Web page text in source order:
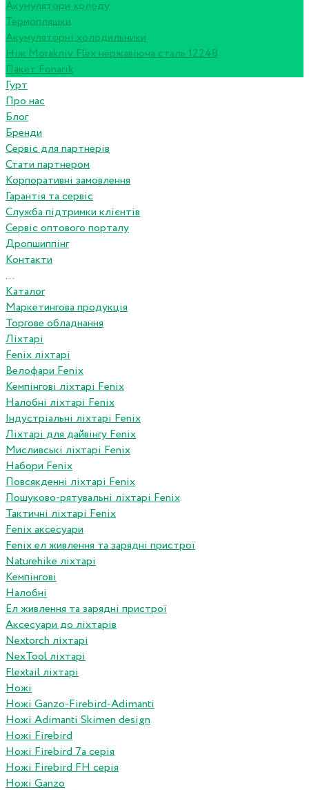
Акумулятори холоду
Термопляшки
Акумуляторні холодильники
Ніж Morakniv Flex нержавіюча сталь 12248
Пакет Fonarik
Гурт
Про нас
Блог
Бренди
Сервіс для партнерів
Стати партнером
Корпоративні замовлення
Гарантія та сервіс
Служба підтримки клієнтів
Сервіс оптового порталу
Дропшиппінг
Контакти
...
Каталог
Маркетингова продукція
Торгове обладнання
Ліхтарі
Fenix ліхтарі
Велофари Fenix
Кемпінгові ліхтарі Fenix
Налобні ліхтарі Fenix
Індустріальні ліхтарі Fenix
Ліхтарі для дайвінгу Fenix
Мисливські ліхтарі Fenix
Набори Fenix
Повсякденні ліхтарі Fenix
Пошуково-рятувальні ліхтарі Fenix
Тактичні ліхтарі Fenix
Fenix аксесуари
Fenix ел живлення та зарядні пристрої
Naturehike ліхтарі
Кемпінгові
Налобні
Ел живлення та зарядні пристрої
Аксесуари до ліхтарів
Nextorch ліхтарі
NexTool ліхтарі
Flextail ліхтарі
Ножі
Ножі Ganzo-Firebird-Adimanti
Ножі Adimanti Skimen design
Ножі Firebird
Ножі Firebird 7а серія
Ножі Firebird FH серія
Ножі Ganzo